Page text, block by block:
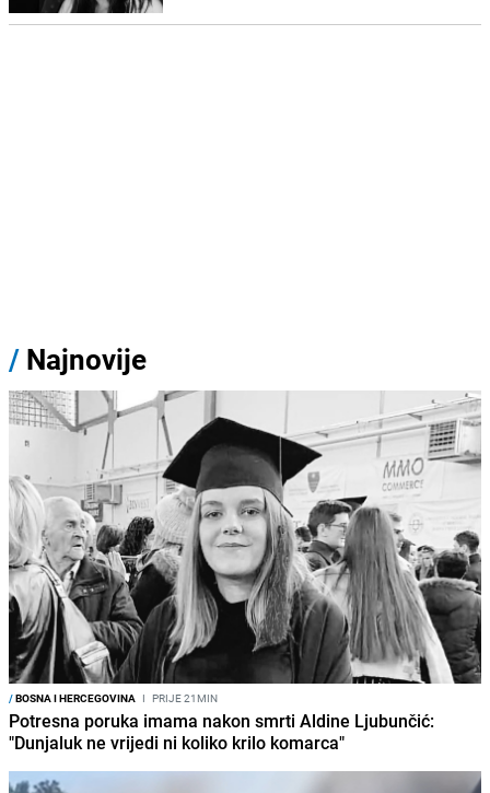
/ Najnovije
/BOSNA I HERCEGOVINA I PRIJE 21MIN
Potresna poruka imama nakon smrti Aldine Ljubunčić:
"Dunjaluk ne vrijedi ni koliko krilo komarca"